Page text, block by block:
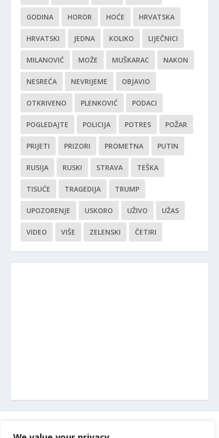
GODINA HOROR HOĆE HRVATSKA
HRVATSKI JEDNA KOLIKO LIJEČNICI
MILANOVIĆ MOŽE MUŠKARAC NAKON
NESREĆA NEVRIJEME OBJAVIO
OTKRIVENO PLENKOVIĆ PODACI
POGLEDAJTE POLICIJA POTRES POŽAR
PRIJETI PRIZORI PROMETNA PUTIN
RUSIJA RUSKI STRAVA TEŠKA
TISUĆE TRAGEDIJA TRUMP
UPOZORENJE USKORO UŽIVO UŽAS
VIDEO VIŠE ZELENSKI ČETIRI